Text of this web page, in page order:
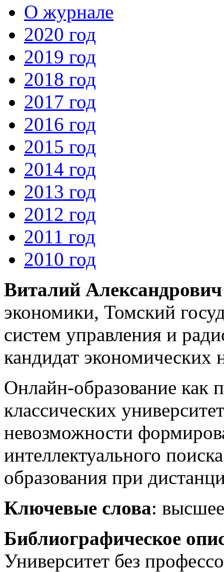
О журнале
2020 год
2019 год
2018 год
2017 год
2016 год
2015 год
2014 год
2013 год
2012 год
2011 год
2010 год
Виталий
экономики, Томский
систем управления и
кандидат экономических
Онлайн-образование как
классических
невозможности
интеллектуального
образования при
Ключевые слова:
Библиографическое
Университет без